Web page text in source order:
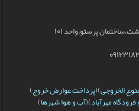
پرستو،واحد 101
الخروجی)(پرداخت عوارض خروج)
فرودگاه مهرآباد)(آب و هوا شهرها)